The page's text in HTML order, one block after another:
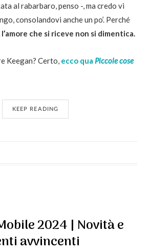
al rabarbaro, penso -, ma credo vi
consolandovi anche un po’. Perché
che si riceve non si dimentica.
Keegan? Certo, ecco qua Piccole cose
KEEP READING
2024 | Novità e
avvincenti